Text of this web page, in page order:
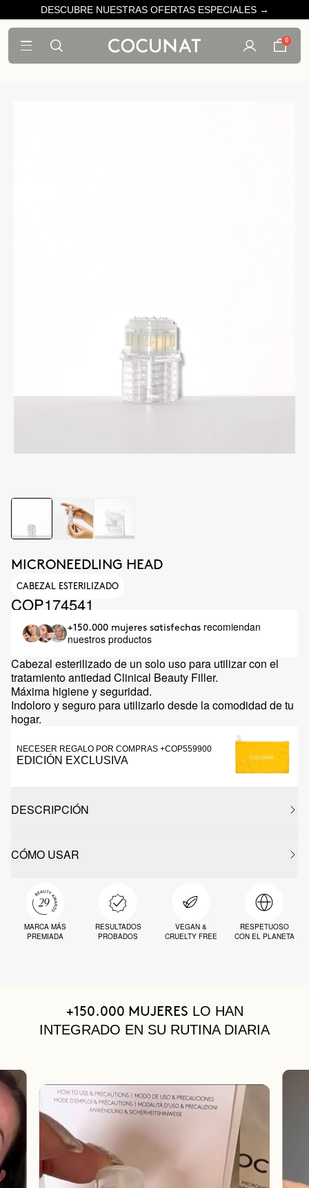
DESCUBRE NUESTRAS OFERTAS ESPECIALES →
0
MICRONEEDLING HEAD
CABEZAL ESTERILIZADO
COP174541
+150.000 mujeres satisfechas recomiendan
nuestros productos
Cabezal esterilizado de un solo uso para utilizar con el
tratamiento antiedad Clinical Beauty Filler.
Máxima higiene y seguridad.
Indoloro y seguro para utilizarlo desde la comodidad de tu
hogar.
NECESER REGALO POR COMPRAS +COP559900
EDICIÓN EXCLUSIVA
DESCRIPCIÓN
CÓMO USAR
MARCA MÁS
PREMIADA
RESULTADOS
PROBADOS
VEGAN &
CRUELTY FREE
RESPETUOSO
CON EL PLANETA
+150.000 MUJERES LO HAN
INTEGRADO EN SU RUTINA DIARIA